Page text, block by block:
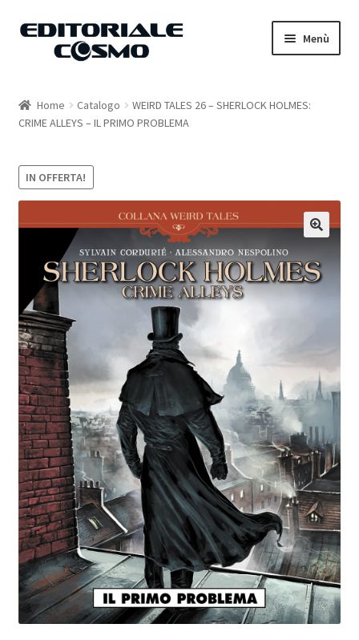
Vai
Vai
Menù
Catalogo
Carrello
Home Catalogo
WEIRD TALES 26 – SHERLOCK HOLMES:
CRIME ALLEYS – IL PRIMO PROBLEMA
IN OFFERTA!